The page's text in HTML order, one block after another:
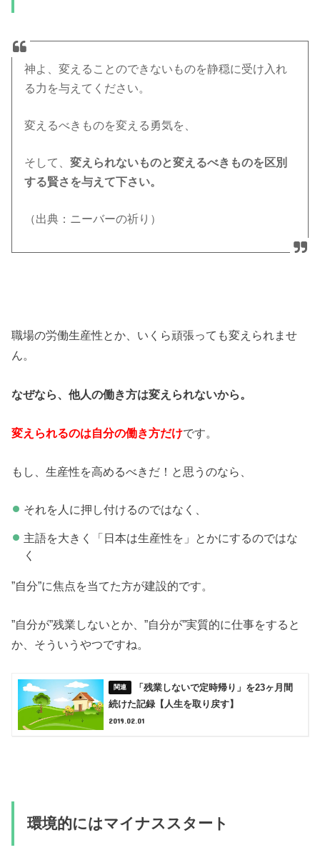
神よ、変えることのできないものを静穏に受け入れ
る力を与えてください。
変えるべきものを変える勇気を、
そして、変えられないものと変えるべきものを区別
する賢さを与えて下さい。
（出典：ニーバーの祈り）
職場の労働生産性とか、いくら頑張っても変えられませ
ん。
なぜなら、他人の働き方は変えられないから。
変えられるのは自分の働き方だけです。
もし、生産性を高めるべきだ！と思うのなら、
それを人に押し付けるのではなく、
主語を大きく「日本は生産性を」とかにするのではな
く
”自分”に焦点を当てた方が建設的です。
”自分が”残業しないとか、”自分が”実質的に仕事をすると
か、そういうやつですね。
「残業しないで定時帰り」を23ヶ月間
続けた記録【人生を取り戻す】
2019.02.01
環境的にはマイナススタート